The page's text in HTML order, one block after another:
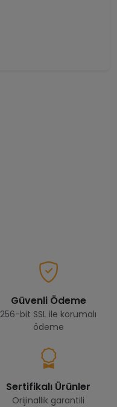
Güvenli Ödeme
256-bit SSL ile korumalı
ödeme
Sertifikalı Ürünler
Orijinallik garantili